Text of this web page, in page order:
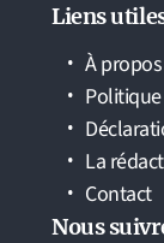
Liens
À propos
La
Contact
Nous